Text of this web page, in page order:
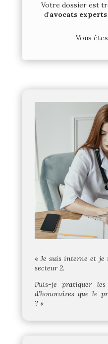
Votre dossier est
d’avocats experts
Vous
« Je suis interne et je
secteur 2.
Puis-je pratiquer les
d’honoraires que le
? »